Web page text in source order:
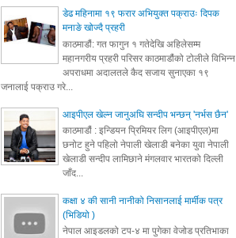
डेढ महिनामा १९ फरार अभियुक्त पक्राउः दिपक
मनाङे खोज्दै प्रहरी
काठमाडौं: गत फागुन १ गतेदेखि अहिलेसम्म
महानगरीय प्रहरी परिसर काठमाडौंको टोलीले विभिन्न
अपराधमा अदालतले कैद सजाय सुनाएका १९
जनालाई पक्राउ गरे...
आइपीएल खेल्न जानुअघि सन्दीप भन्छन् 'नर्भस छैन'
काठमाडौं : इन्डियन प्रिमियर लिग (आइपीएल)मा
छनोट हुने पहिलो नेपाली खेलाडी बनेका युवा नेपाली
खेलाडी सन्दीप लामिछाने मंगलवार भारतको दिल्ली
जाँद...
कक्षा ४ की सानी नानीको निसानलाई मार्मीक पत्र
(भिडियो )
नेपाल आइडलको टप-४ मा पुगेका वेजोड प्रतिभाका